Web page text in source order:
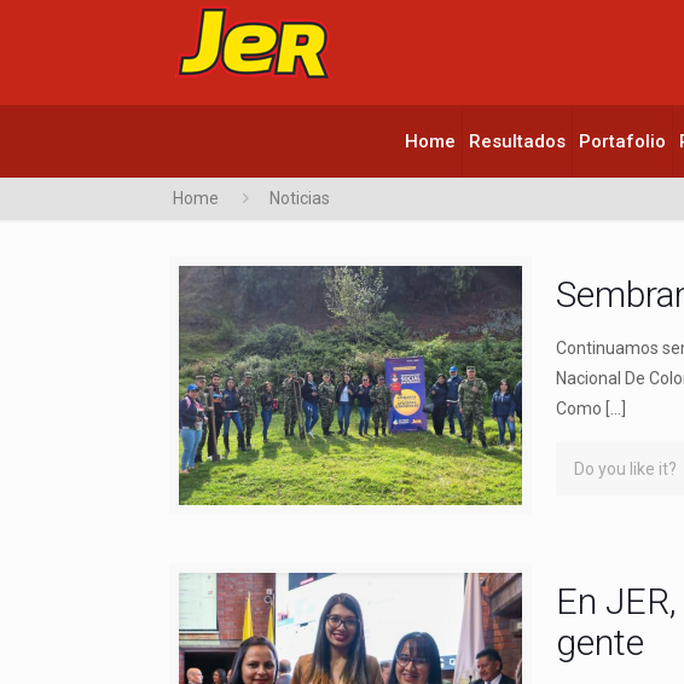
Home Resultados Portafolio
Home Noticias
Continuamos
Nacional De
Como
Do you like it?
En
gente